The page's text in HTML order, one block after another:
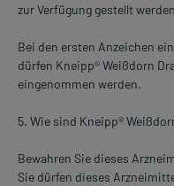
zur Verfügung gestellt
Bei den ersten Anzeichen
dürfen Kneipp® Weißdorn
eingenommen werden.
5. Wie sind Kneipp®
Bewahren Sie dieses
Sie dürfen dieses